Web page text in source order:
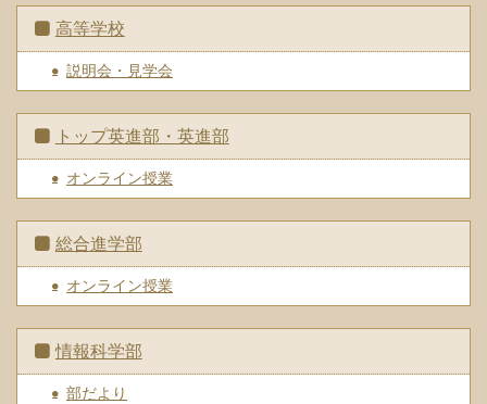
高等学校
説明会・見学会
トップ英進部・英進部
オンライン授業
総合進学部
オンライン授業
情報科学部
部だより